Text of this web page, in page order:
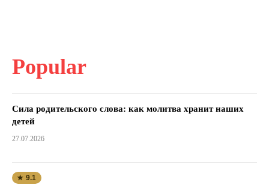
Popular
Сила родительского слова: как молитва хранит наших
детей
27.07.2026
★ 9.1